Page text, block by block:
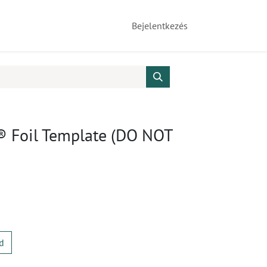
Bejelentkezés
Foil Template (DO NOT